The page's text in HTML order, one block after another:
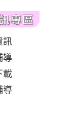
訊
導
載
導